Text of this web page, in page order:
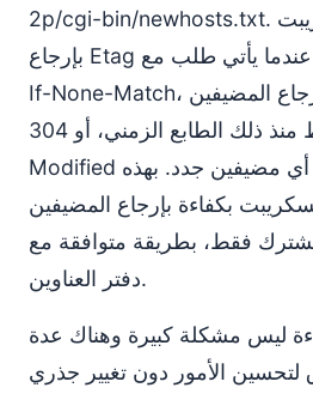
2p/cgi-bin/newhosts.txt. يقوم هذا السكريبت
بإرجاع Etag مع طابع زمني. عندما يأتي طلب مع etag
If-None-Match، يقوم السكريبت بإرجاع المضيفين
الجدد فقط منذ ذلك الطابع الزمني، أو 304 Not
Modified إذا لم يكن هناك أي مضيفين جدد. بهذه
بكفاءة بإرجاع المضيفين
فقط، بطريقة متوافقة مع
دفتر العناوين.
ليس مشكلة كبيرة وهناك عدة